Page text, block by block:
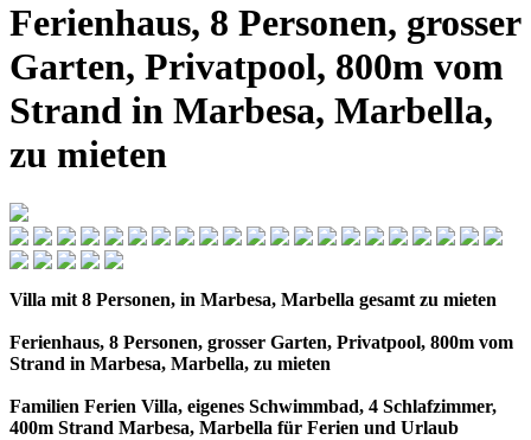
Ferienhaus, 8 Personen, grosser
Garten, Privatpool, 800m vom
Strand in Marbesa, Marbella,
zu mieten
Villa mit 8 Personen, in Marbesa, Marbella gesamt zu mieten
Ferienhaus, 8 Personen, grosser Garten, Privatpool, 800m vom
Strand in Marbesa, Marbella, zu mieten
Familien Ferien Villa, eigenes Schwimmbad, 4 Schlafzimmer,
400m Strand Marbesa, Marbella für Ferien und Urlaub